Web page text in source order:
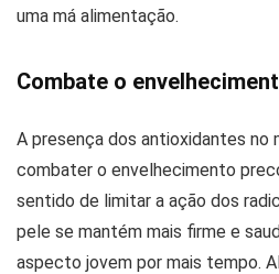
uma má alimentação.
Combate o
A presença dos antioxidantes no
combater o envelhecimento
sentido de limitar a ação dos
pele se mantém mais firme e
aspecto jovem por mais tempo.